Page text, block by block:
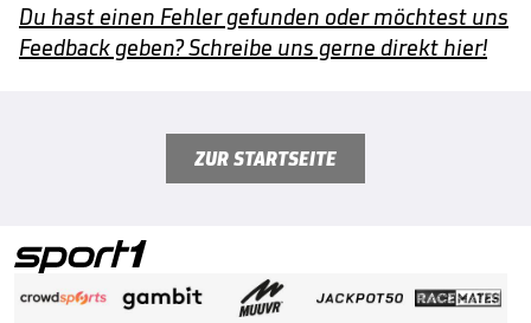
Du hast einen Fehler gefunden oder möchtest uns
Feedback geben? Schreibe uns gerne direkt hier!
ZUR STARTSEITE